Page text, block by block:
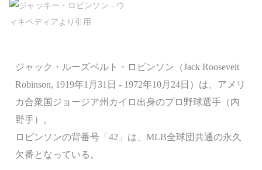
ジャック・ルーズベルト・ロビンソン（Jack Roosevelt
Robinson, 1919年1月31日 - 1972年10月24日）は、アメリ
カ合衆国ジョージア州カイロ出身のプロ野球選手（内
野手）。
ロビンソンの背番号「42」は、MLB全球団共通の永久
欠番となっている。